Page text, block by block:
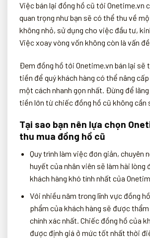
Việc bán lại đồng hồ cũ tới Onetime.vn
quan trọng như bạn sẽ có thể thu về
không nhỏ, sử dụng cho việc đầu tư,
Việc xoay vòng vốn không còn là vấn
Đem đồng hồ tới Onetime.vn bán lại sẽ
tiền để quý khách hàng có thể nâng
một cách nhanh gọn nhất. Đừng để
tiền lớn từ chiếc đồng hồ cũ không cần
Tại sao bạn nên lựa chọn
thu mua đồng hồ cũ
Quy trình làm việc đơn giản, chuyên
huyết của nhân viên sẽ làm hài lòng
khách hàng khó tính nhất của
Với nhiều năm trong lĩnh vực đồng
phẩm của khách hàng sẽ được
chính xác nhất. Chiếc đồng hồ của
được định giá ở mức tốt nhất thời